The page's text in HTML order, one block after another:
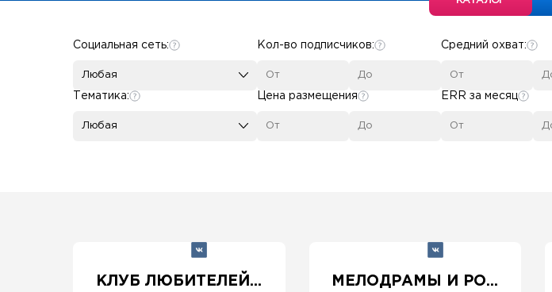
Тематика:
Любая
Социальная сеть:
Любая
Кол-во подписчиков:
Цена размещения
Средний охват:
ERR за месяц
КЛУБ ЛЮБИТЕЛЕЙ... МЕЛОДРАМЫ И РО...